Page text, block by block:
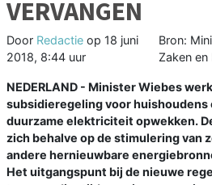
VERVANGEN
Door Redactie op 18 juni
2018, 8:44 uur
Bron:
Zaken en
NEDERLAND - Minister Wiebes
subsidieregeling voor huishoudens
duurzame elektriciteit opwekken.
zich behalve op de stimulering van
andere hernieuwbare
Het uitgangspunt bij de nieuwe